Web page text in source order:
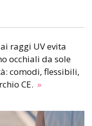
raggi UV evita
occhiali da sole
comodi, flessibili,
CE. »